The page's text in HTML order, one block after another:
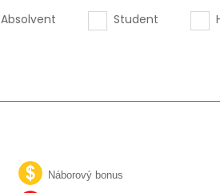
Absolvent Student
Náborový bonus